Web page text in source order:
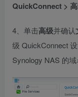
QuickConnect >
4、单击高级并确认
级 QuickConnect
Synology NAS 的域